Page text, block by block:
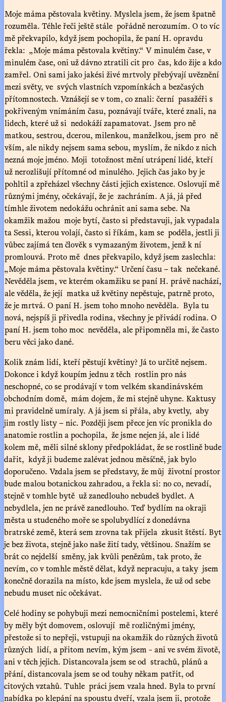
Moje máma pěstovala květiny. Myslela jsem, že jsem špatně
rozuměla. Téhle řeči ještě stále pořádně nerozumím. O to víc
mě překvapilo, když jsem pochopila, že paní H. opravdu
řekla: „Moje máma pěstovala květiny.“ V minulém čase, v
minulém čase, oni už dávno ztratili cit pro čas, kdo žije a kdo
zamřel. Oni sami jako jakési živé mrtvoly přebývají uvěznění
mezi světy, ve svých vlastních vzpomínkách a bezčasých
přítomnostech. Vznášejí se v tom, co znali: černí pasažéři s
pokřiveným vnímáním času, poznávají tváře, které znali, na
lidech, které už si nedokáží zapamatovat. Jsem pro ně
matkou, sestrou, dcerou, milenkou, manželkou, jsem pro ně
vším, ale nikdy nejsem sama sebou, myslím, že nikdo z nich
nezná moje jméno. Moji totožnost mění utrápení lidé, kteří
už nerozlišují přítomné od minulého. Jejich čas jako by je
pohltil a zpřeházel všechny části jejich existence. Oslovují mě
různými jmény, očekávají, že je zachráním. A já, já před
tímhle životem nedokážu ochránit ani sama sebe. Na
okamžik mažou moje bytí, často si představuji, jak vypadala
ta Sessi, kterou volají, často si říkám, kam se poděla, jestli ji
vůbec zajímá ten člověk s vymazaným životem, jenž k ní
promlouvá. Proto mě dnes překvapilo, když jsem zaslechla:
„Moje máma pěstovala květiny.“ Určení času – tak nečekané.
Nevěděla jsem, ve kterém okamžiku se paní H. právě nachází,
ale věděla, že její matka už květiny nepěstuje, patrně proto,
že je mrtvá. O paní H. jsem toho mnoho nevěděla. Byla tu
nová, nejspíš ji přivedla rodina, všechny je přivádí rodina. O
paní H. jsem toho moc nevěděla, ale připomněla mi, že často
beru věci jako dané.
Kolik znám lidí, kteří pěstují květiny? Já to určitě nejsem.
Dokonce i když koupím jednu z těch rostlin pro nás
neschopné, co se prodávají v tom velkém skandinávském
obchodním domě, mám dojem, že mi stejně uhyne. Kaktusy
mi pravidelně umíraly. A já jsem si přála, aby kvetly, aby
jim rostly listy – nic. Později jsem přece jen víc pronikla do
anatomie rostlin a pochopila, že jsme nejen já, ale i lidé
kolem mě, měli silné sklony předpokládat, že se rostlině bude
dařit, když ji budeme zalévat jednou měsíčně, jak bylo
doporučeno. Vzdala jsem se představy, že můj životní prostor
bude malou botanickou zahradou, a řekla si: no co, nevadí,
stejně v tomhle bytě už zanedlouho nebudeš bydlet. A
nebydlela, jen ne právě zanedlouho. Teď bydlím na okraji
města u studeného moře se spolubydlící z donedávna
bratrské země, která sem zrovna tak přijela zkusit štěstí. Byt
je bez života, stejně jako naše žití tady, většinou. Snažím se
brát co nejdelší směny, jak kvůli penězům, tak proto, že
nevím, co v tomhle městě dělat, když nepracuju, a taky jsem
konečně dorazila na místo, kde jsem myslela, že už od sebe
nebudu muset nic očekávat.
Celé hodiny se pohybuji mezi nemocničními postelemi, které
by měly být domovem, oslovují mě rozličnými jmény,
přestože si to nepřeji, vstupuji na okamžik do různých životů
různých lidí, a přitom nevím, kým jsem - ani ve svém životě,
ani v těch jejich. Distancovala jsem se od strachů, plánů a
přání, distancovala jsem se od touhy někam patřit, od
citových vztahů. Tuhle práci jsem vzala hned. Byla to první
nabídka po klepání na spoustu dveří, vzala jsem ji, protože